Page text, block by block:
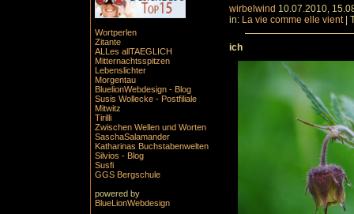
Wortperlen
Zitante
ALLes allTAEGLICH
Mitternachtsspitzen
Lebenslichter
Morgentau
BluelionWebdesign - Blog
Susis Wollecke - Postfiliale
Mitwitz
Tirilli
Zwischen Wellen und Worten
SaschaSalamander
Katharinas Buchstabenwelten
Silvios - Blog
Susfi
GGS Bergschule
powered by
BlueLionWebdesign
wirbelwind 10.07.2010,
in: La vie comme elle vient|
ich